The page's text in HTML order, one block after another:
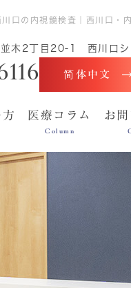
口の内視鏡検査｜西川口・
並木2丁目20-1 西川口シ
简体中文
医療コラム
Column
お